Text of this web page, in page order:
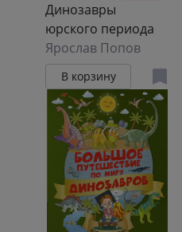
Динозавры
юрского периода
Ярослав Попов
В корзину